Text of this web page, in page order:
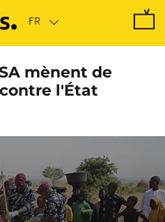
mènent de
l'État